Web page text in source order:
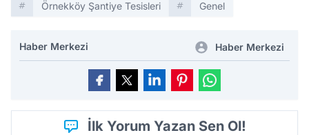
Örnekköy Şantiye Tesisleri
Genel
Haber Merkezi Haber Merkezi
İlk Yorum Yazan Sen Ol!